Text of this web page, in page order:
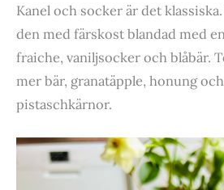
Kanel och socker är det
den med färskost blandad med
fraiche, vaniljsocker och blåbär.
mer bär, granatäpple, honung
pistaschkärnor.